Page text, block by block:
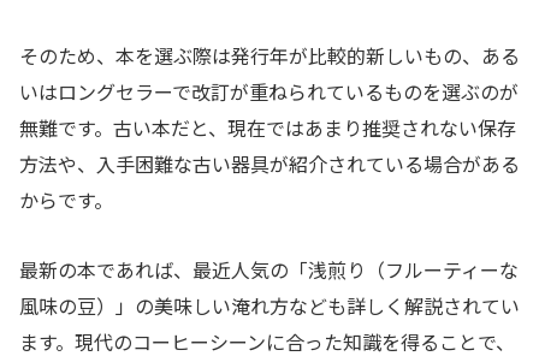
そのため、本を選ぶ際は発行年が比較的新しいもの、ある
いはロングセラーで改訂が重ねられているものを選ぶのが
無難です。古い本だと、現在ではあまり推奨されない保存
方法や、入手困難な古い器具が紹介されている場合がある
からです。
最新の本であれば、最近人気の「浅煎り（フルーティーな
風味の豆）」の美味しい淹れ方なども詳しく解説されてい
ます。現代のコーヒーシーンに合った知識を得ることで、